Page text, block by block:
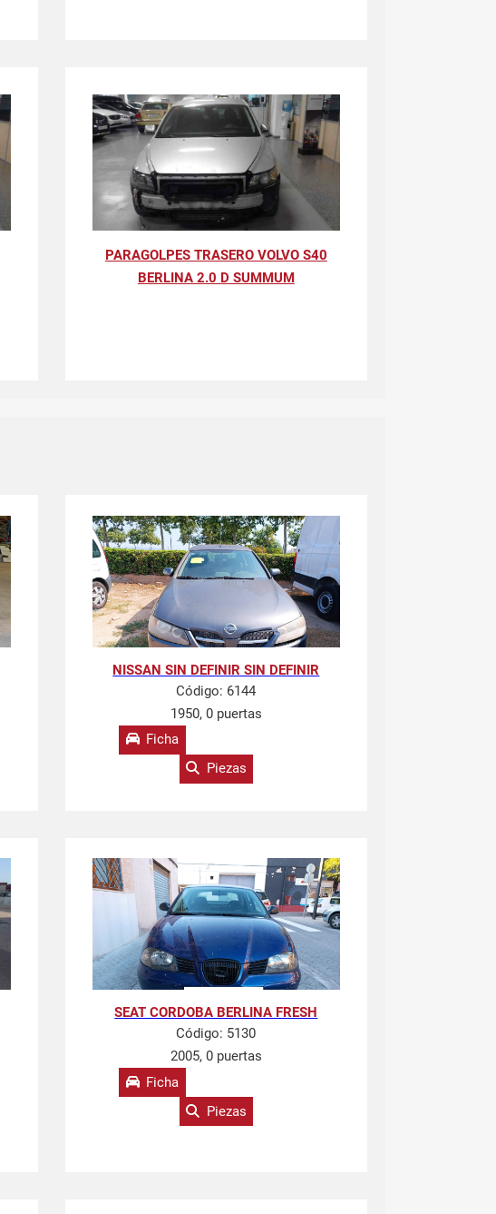
PARAGOLPES TRASERO VOLVO S40
BERLINA 2.0 D SUMMUM
NISSAN SIN DEFINIR SIN DEFINIR
Código: 6144
1950, 0 puertas
Ficha
Piezas
SEAT CORDOBA BERLINA FRESH
Código: 5130
2005, 0 puertas
Ficha
Piezas